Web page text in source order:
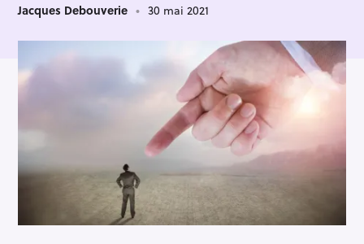
Jacques Debouverie 30 mai 2021